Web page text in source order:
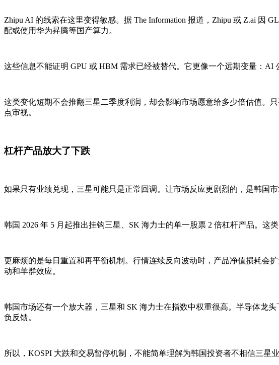
Zhipu AI 的线索在这里变得敏感。据 The Information 报道，Zhipu 或 Z.ai 因
配或使用华为昇腾等国产算力。
这些信息不能证明 GPU 或 HBM 需求已经被替代。它更像一个远期变量：AI
这类变化短期不会推翻三星二季度利润，却会影响市场愿意给多少倍估值。
点审视。
杠杆产品放大了下跌
如果只有业绩兑现，三星可能只是正常回调。让市场反应更剧烈的，是韩国市
韩国 2026 年 5 月起推出挂钩三星、SK 海力士的单一股票 2 倍杠杆产品。这
更麻烦的是每日重置和再平衡机制。行情连续反向波动时，产品净值损耗会
动和羊群效应。
韩国市场还有一个放大器，三星和 SK 海力士在指数中权重很高。半导体龙
负反馈。
所以，KOSPI 大跌和交易暂停机制，不能简单理解为韩国投资者不相信三